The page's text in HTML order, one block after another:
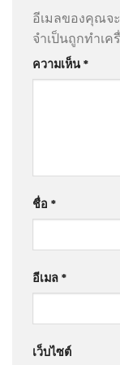
อีเมลของคุณจ
จำเป็นถูกทำเค
ความเห็น *
ชื่อ *
อีเมล *
เว็บไซต์